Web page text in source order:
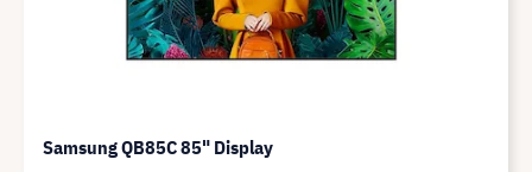
Samsung QB85C 85" Display